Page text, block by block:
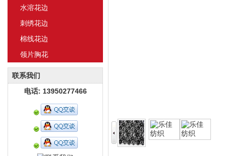
水溶花边
刺绣花边
棉线花边
领片胸花
联系我们
电话: 13950277466